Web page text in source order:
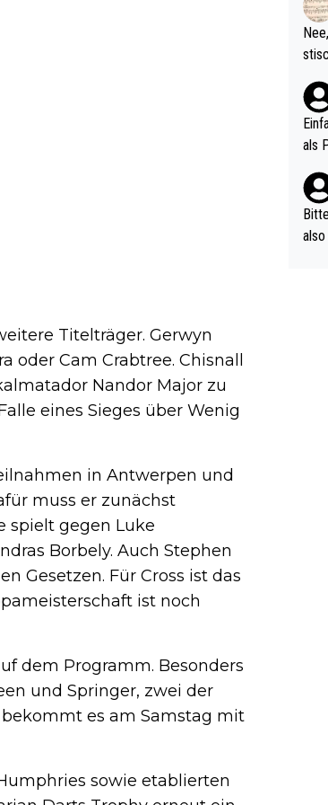
Titelträger. Gerwyn
oder Cam Crabtree. Chisnall
Nandor Major zu
eines Sieges über Wenig
in Antwerpen und
muss er zunächst
spielt gegen Luke
Borbely. Auch Stephen
Gesetzen. Für Cross ist das
ist noch
dem Programm. Besonders
und Springer, zwei der
es am Samstag mit
sowie etablierten
(in
als
nes
ttler
vV
als